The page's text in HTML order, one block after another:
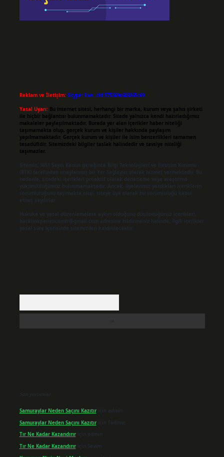
Reklam ve İletişim: Skype: live:.cid.575569c608265c69
Yasal Uyarı: Bu internet sitesi, herhangi bir marka, kurum veya şahıs şirketi
ile hiçbir bağlantısı bulunmamaktadır. Sitede yalnızca kendi hazırladığımız
makaleler paylaşılmaktadır. Burada yer alan içerikler haber niteliği
taşımamakta olup, gerçek kurum ve kişiler hakkında paylaşım
yapılmamaktadır. Gerçek kurum ve kişiler ile isim benzerlikleri tamamen
tesadüfidir. Sitemizdeki bilgiler taslak halindedir ve tavsiye niteliği
taşımazlar.
Sitemiz, 5651 Sayılı Kanun gereğince Bilgi Teknolojileri ve İletişim Kurumu
(BTK) tarafından onaylanmış bir Yer Sağlayıcı olarak hizmet vermektedir. Bu
nedenle, sitedeki içerikleri proaktif olarak denetleme veya araştırma
yükümlülüğümüz bulunmamaktadır. Ancak, üyelerimiz yazdıkları içeriklerin
sorumluluğunu taşımakta olup, siteye üye olarak bu sorumluluğu kabul
etmiş sayılırlar.
Hukuka ve yasal düzenlemelere aykırı olduğunu düşündüğünüz içerikleri,
backlinkpanelicomtr@gmail.com
adresine bildirmeniz halinde, ilgili içerikler
yasal süre içerisinde sitemizden kaldırılacaktır.
Son yorumlar
Samuraylar Neden Saçını Kazıtıriçin admin
Samuraylar Neden Saçını Kazıtıriçin Fadime
Tır Ne Kadar Kazandırıriçin admin
Tır Ne Kadar Kazandırıriçin Sevim